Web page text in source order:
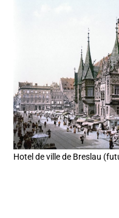
Hotel de ville de Breslau